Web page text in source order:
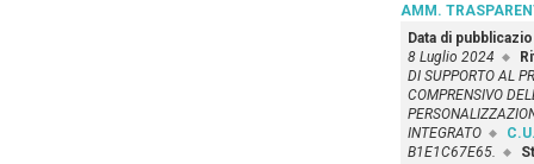
AMM.
Data di
8 Luglio 2024
DI SUPPORTO AL
COMPRENSIVO
INTEGRATO
B1E1C67E65.